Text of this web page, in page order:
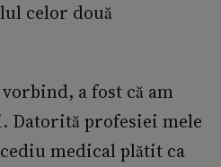
celor două
a fost că am
profesiei mele
medical plătit ca